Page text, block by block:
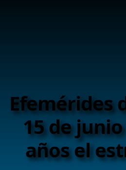
Efemérides
15 de
años el